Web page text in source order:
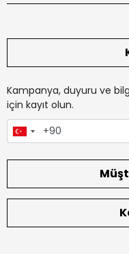
Kampanya, duyuru ve
için kayıt olun.